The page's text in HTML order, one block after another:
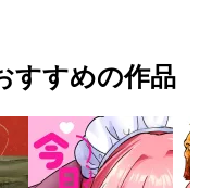
すすめの作品